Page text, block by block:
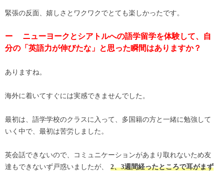
緊張の反面、嬉しさとワクワクでとても楽しかったです。
ー ニューヨークとシアトルへの語学留学を体験して、自
分の「英語力が伸びたな」と思った瞬間はありますか？
ありますね。
海外に着いてすぐには実感できませんでした。
最初は、語学学校のクラスに入って、多国籍の方と一緒に勉強して
いく中で、最初は苦労しました。
英会話できないので、コミュニケーションがあまり取れないため友
達もできないず戸惑いましたが、
2、3週間経ったところで耳がまず